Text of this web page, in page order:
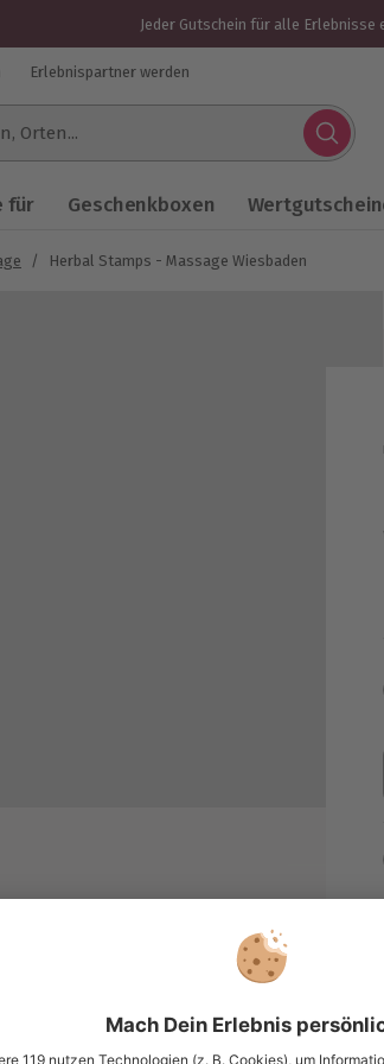
Jeder Gutschein für alle Erlebnisse
Erlebnispartner werden
für Geschenkboxen
/ Herbal Stamps - Massage Wiesbaden